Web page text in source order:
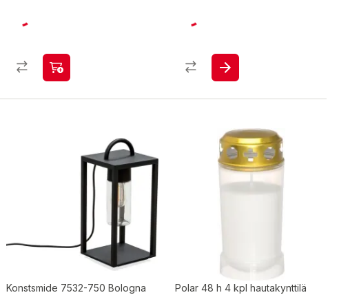
Konstsmide 7532-750 Bologna
Polar 48 h 4 kpl hautakynttilä